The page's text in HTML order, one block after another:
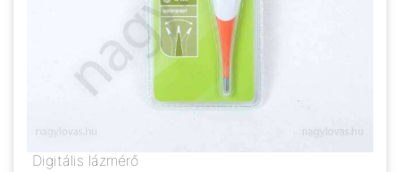
Digitális lázmérő